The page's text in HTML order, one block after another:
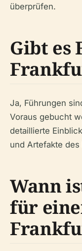
überprüfen.
Gibt es
Ja, Führungen
Voraus gebucht
detaillierte
und Artefakte des
Wann
für